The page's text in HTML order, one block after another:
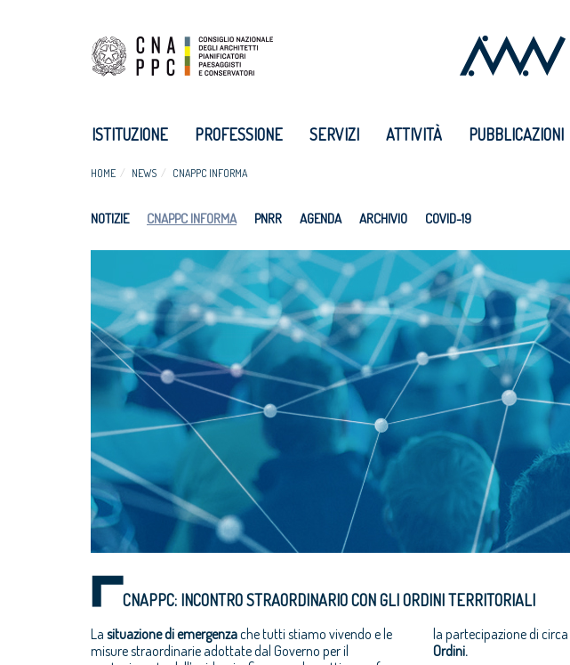
ISTITUZIONE PROFESSIONE SERVIZI ATTIVITÀ PUBBLICAZIONI
HOME NEWS CNAPPC INFORMA
NOTIZIE CNAPPC INFORMA PNRR AGENDA ARCHIVIO COVID-19
CNAPPC: INCONTRO STRAORDINARIO CON GLI ORDINI TERRITORIALI
La situazione di emergenzache tutti stiamo vivendo e le
misure straordinarie adottate dal Governo per il
la partecipazione di circa
Ordini.